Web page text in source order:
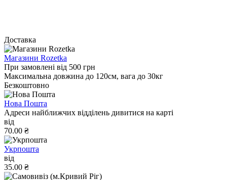
Доставка
Магазини Rozetka
При замовлені від 500 грн
Максимальна довжина до 120см, вага до 30кг
Безкоштовно
Нова Пошта
Адреси найближчих відділень дивитися на карті
від
70.00 ₴
Укрпошта
від
35.00 ₴